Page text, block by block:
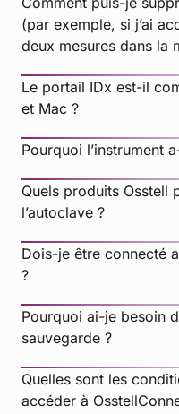
(par exemple, si j’ai
deux mesures dans la
Le portail IDx est-il
et Mac ?
Pourquoi l’instrument
Quels produits Osstell
l’autoclave ?
Dois-je être connecté
?
Pourquoi ai-je besoin
sauvegarde ?
Quelles sont les
accéder à